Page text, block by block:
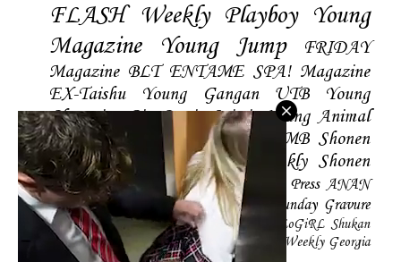
FLASH Weekly Playboy Young
Magazine
Young Jump
FRIDAY
Magazine BLT ENTAME SPA! Magazine
EX-Taishu
Young Gangan UTB
Young
Champion Big Comic Spirtis Young Animal
Shonen Magazine
BUBKA BOMB Shonen
Champion
Manga Action
Weekly Shonen
Sunday Photobooks BRODY Hustle Press ANAN
Magazine
SMART Magazine Young Sunday Gravure
The Television CD&DL My Girl Daily LoGiRL Shukan
Taishu Girls! Magazine Soccer Game King Weekly Georgia